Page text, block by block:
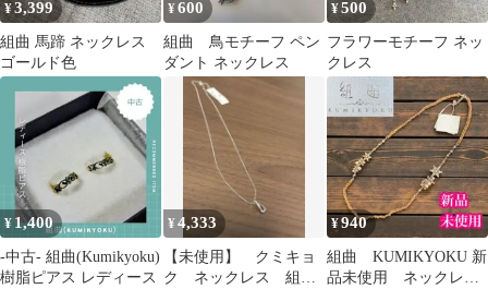
¥3,399
組曲 馬蹄 ネックレス
ゴールド色
¥600
組曲 鳥モチーフ ペン
ダント ネックレス
¥500
フラワーモチーフ ネッ
クレス
¥ 1,400
-中古- 組曲(Kumikyoku)
樹脂ピアス レディース
¥4,333
【未使用】 クミキョ
ク ネックレス 組
¥940
組曲 KUMIKYOKU 新
品未使用 ネックレ